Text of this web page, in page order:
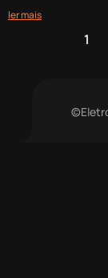
ler mais
1